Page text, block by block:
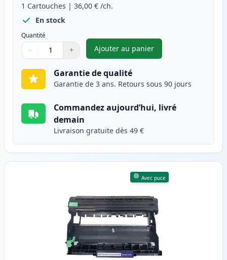
1 Cartouches | 36,00 € /ch.
En stock
Quantité
Quantité
Utilisez les boutons pour ajuster
− +
Quantité
Ajouter au panier
,Brother TN2420 toner
Garantie de qualité
Garantie de 3 ans. Retours sous 90 jours
Commandez aujourd’hui, livré
demain
Livraison gratuite dès 49 €
Avec puce